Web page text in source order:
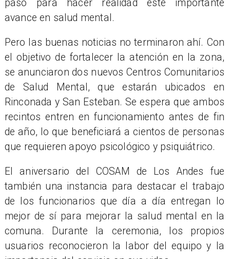
paso para hacer realidad este importante
avance en salud mental.
Pero las buenas noticias no terminaron ahí. Con
el objetivo de fortalecer la atención en la zona,
se anunciaron dos nuevos Centros Comunitarios
de Salud Mental, que estarán ubicados en
Rinconada y San Esteban. Se espera que ambos
recintos entren en funcionamiento antes de fin
de año, lo que beneficiará a cientos de personas
que requieren apoyo psicológico y psiquiátrico.
El aniversario del COSAM de Los Andes fue
también una instancia para destacar el trabajo
de los funcionarios que día a día entregan lo
mejor de sí para mejorar la salud mental en la
comuna. Durante la ceremonia, los propios
usuarios reconocieron la labor del equipo y la